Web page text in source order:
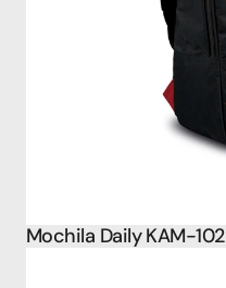
Mochila Daily KAM-102